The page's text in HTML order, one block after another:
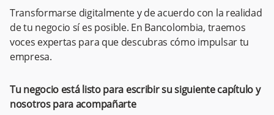
Transformarse digitalmente y de acuerdo con la realidad
de tu negocio sí es posible. En Bancolombia, traemos
voces expertas para que descubras cómo impulsar tu
empresa.
Tu negocio está listo para escribir su siguiente capítulo y
nosotros para acompañarte